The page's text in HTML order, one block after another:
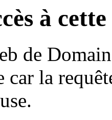
à
de
car la